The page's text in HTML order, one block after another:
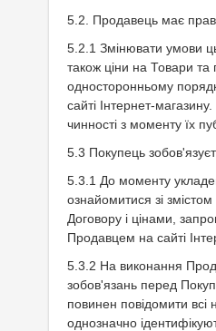
5.2. Продавець має
5.2.1 Змінювати умови
також ціни на Товари та
односторонньому
сайті Інтернет-
чинності з моменту їх
5.3 Покупець
5.3.1 До моменту
ознайомитися зі
Договору і цінами,
Продавцем на сайті
5.3.2 На виконання
зобов'язань перед
повинен повідомити всі
однозначно